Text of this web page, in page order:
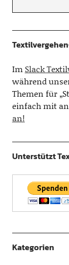
Im Slack
während
Themen für
einfach mit
an!
Unterstützt
Kategorien